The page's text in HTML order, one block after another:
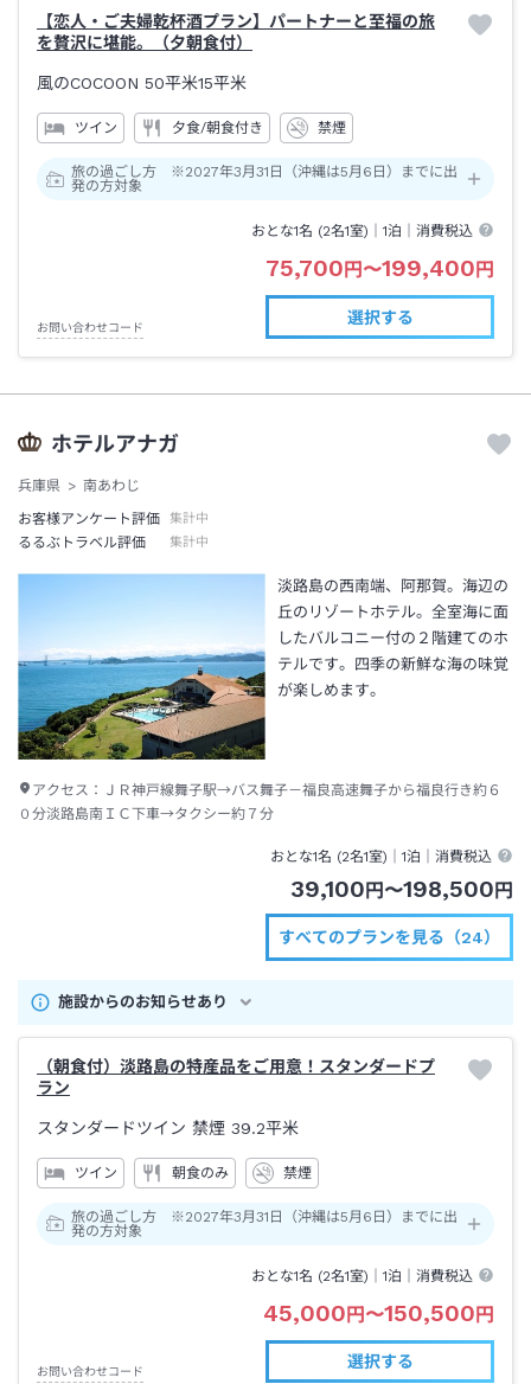
【恋人・ご夫婦乾杯酒プラン】パートナーと至福の旅
を贅沢に堪能。（夕朝食付）
風のCOCOON 50平米15平米
ツイン 夕食/朝食付き 禁煙
旅の過ごし方 ※2027年3月31日（沖縄は5月6日）までに出
発の方対象
おとな1名 (2名1室)｜1泊 ｜消費税込
75,700 円 〜199,400 円
お問い合わせコード
選択する
ホテルアナガ
兵庫県
南あわじ
お客様アンケート評価
集計中
るるぶトラベル評価 集計中
淡路島の西南端、阿那賀。海辺の
丘のリゾートホテル。全室海に面
したバルコニー付の２階建てのホ
テルです。四季の新鮮な海の味覚
が楽しめます。
アクセス： ＪＲ神戸線舞子駅→バス舞子－福良高速舞子から福良行き約６
０分淡路島南ＩＣ下車→タクシー約７分
おとな1名 (2名1室)｜1泊 ｜消費税込
39,100円〜198,500円
すべてのプランを見る（24）
施設からのお知らせあり
（朝食付）淡路島の特産品をご用意！スタンダードプ
ラン
スタンダードツイン 禁煙 39.2平米
ツイン 朝食のみ 禁煙
旅の過ごし方 ※2027年3月31日（沖縄は5月6日）までに出
発の方対象
おとな1名 (2名1室)｜1泊 ｜消費税込
45,000円〜150,500円
お問い合わせコード
選択する